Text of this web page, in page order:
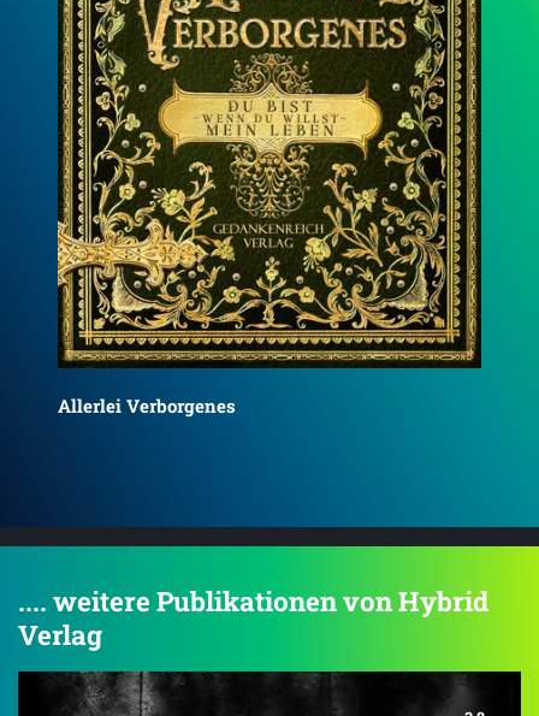
Chosen by Ice and Snow
.... weitere Publikationen von Hybrid
Verlag